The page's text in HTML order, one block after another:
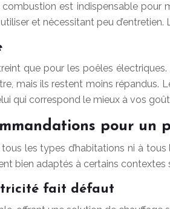
est indispensable
et nécessitant peu
que pour les poêles
mais ils restent moins répandus.
qui correspond le mieux à vos
pour un
les types d’habitations ni à
bien adaptés à certains
fait défaut